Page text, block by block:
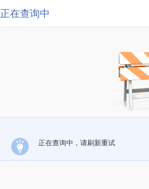
正在查询中
正在查询中，请刷新重试